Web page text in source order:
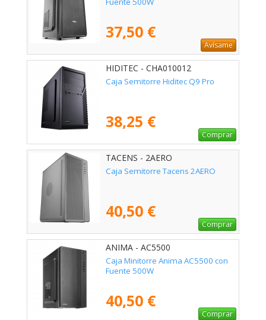
37,50 €
Avísame
HIDITEC - CHA010012
Caja Semitorre Hiditec Q9 Pro
38,25 €
Comprar
TACENS - 2AERO
Caja Semitorre Tacens 2AERO
40,50 €
Comprar
ANIMA - AC5500
Caja Minitorre Anima AC5500 con
Fuente 500W
40,50 €
Comprar